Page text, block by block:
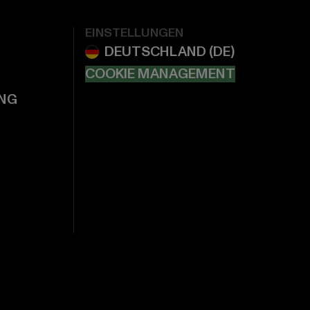
EINSTELLUNGEN
COOKIE MANAGEMENT